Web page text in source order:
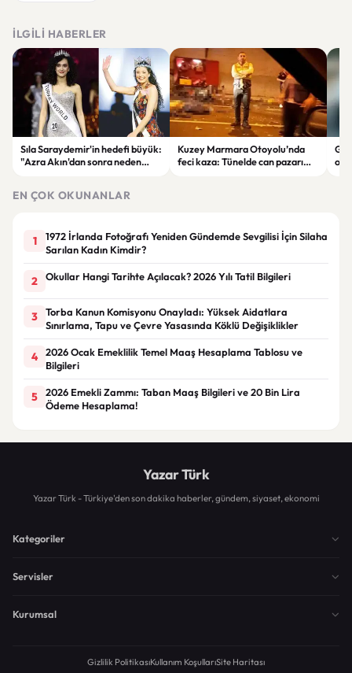
İLGILI HABERLER
Sıla Saraydemir'in hedefi büyük:
"Azra Akın'dan sonra neden
Kuzey Marmara Otoyolu’nda
feci kaza: Tünelde can pazarı
EN ÇOK OKUNANLAR
1
1972 İrlanda Fotoğrafı Yeniden Gündemde Sevgilisi İçin Silaha
Sarılan Kadın Kimdir?
2 Okullar Hangi Tarihte Açılacak? 2026 Yılı Tatil Bilgileri
3
Torba Kanun Komisyonu Onayladı: Yüksek Aidatlara
Sınırlama, Tapu ve Çevre Yasasında Köklü Değişiklikler
4
2026 Ocak Emeklilik Temel Maaş Hesaplama Tablosu ve
Bilgileri
5
2026 Emekli Zammı: Taban Maaş Bilgileri ve 20 Bin Lira
Ödeme Hesaplama!
Yazar Türk
Yazar Türk - Türkiye'den son dakika haberler, gündem, siyaset, ekonomi
Kategoriler
Servisler
Kurumsal
Gizlilik PolitikasıKullanım KoşullarıSite Haritası